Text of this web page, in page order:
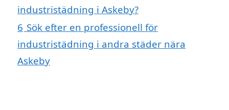
industristädning i Askeby?
6 Sök efter en professionell för
industristädning i andra städer nära
Askeby